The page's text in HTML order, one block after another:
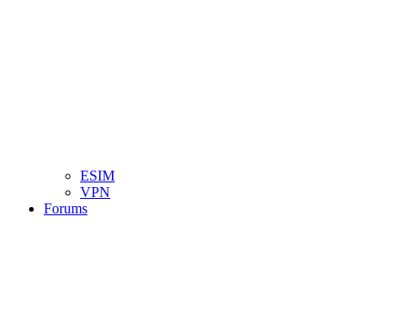
ESIM
VPN
Forums